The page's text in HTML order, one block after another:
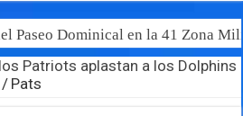
Paseo Dominical en la 41 Zona
Patriots aplastan a los Dolphins
/ Pats